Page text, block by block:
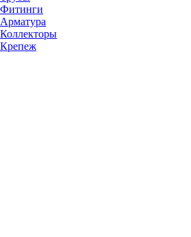
Фитинги
Арматура
Коллекторы
Крепеж